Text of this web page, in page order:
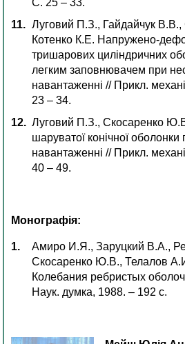
С. 25 – 33.
Луговий П.З., Гайдайчук
Котенко К.Е. Напружено-
тришарових циліндричних
легким заповнювачем при
навантаженні // Прикл.
23 – 34.
Луговий П.З., Скосаренко
шаруватої конічної
навантаженні // Прикл.
40 – 49.
Монографія:
Амиро И.Я., Заруцкий В.А.,
Скосаренко Ю.В., Телалов
Колебания ребристых
Наук. думка, 1988. – 192 с.